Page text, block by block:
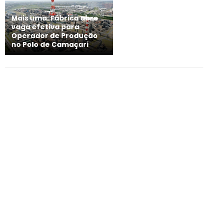
Mais uma: Fábrica abre
vaga efetiva para
Operador de Produção
no Polo de Camaçari